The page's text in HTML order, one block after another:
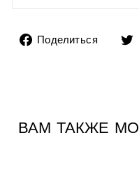
Поделиться
ВАМ ТАКЖЕ